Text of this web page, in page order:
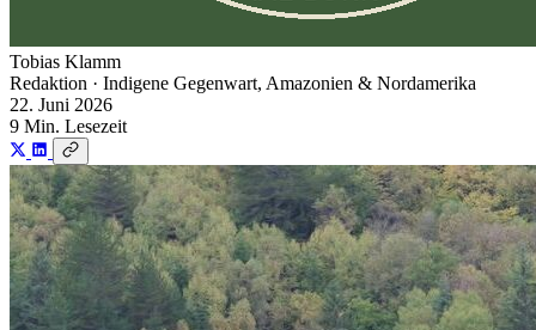
Tobias Klamm
Redaktion · Indigene Gegenwart, Amazonien & Nordamerika
22. Juni 2026
9 Min. Lesezeit